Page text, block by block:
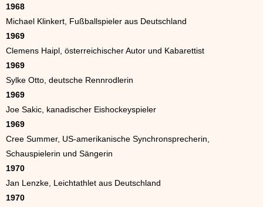
1968
Michael Klinkert, Fußballspieler aus Deutschland
1969
Clemens Haipl, österreichischer Autor und Kabarettist
1969
Sylke Otto, deutsche Rennrodlerin
1969
Joe Sakic, kanadischer Eishockeyspieler
1969
Cree Summer, US-amerikanische Synchronsprecherin,
Schauspielerin und Sängerin
1970
Jan Lenzke, Leichtathlet aus Deutschland
1970